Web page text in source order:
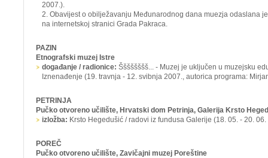
2007.).
2. Obavijest o obilježavanju Međunarodnog dana muezja odaslana
na internetskoj stranici Grada Pakraca.
PAZIN
Etnografski muzej Istre
događanje / radionice: Šššššššš... - Muzej je uključen u muzejsku
Iznenađenje (19. travnja - 12. svibnja 2007., autorica programa:
PETRINJA
Pučko otvoreno učilište, Hrvatski dom Petrinja, Galerija Krsto
izložba: Krsto Hegedušić / radovi iz fundusa Galerije (18. 05. - 20.
POREČ
Pučko otvoreno učilište, Zavičajni muzej Poreštine